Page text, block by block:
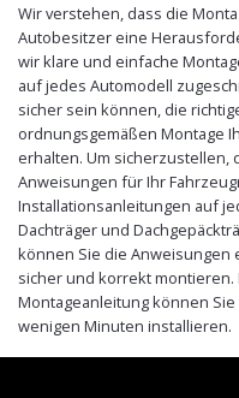
Wir verstehen, dass die
Autobesitzer eine
wir klare und einfache
auf jedes Automodell
sicher sein können, die
ordnungsgemäßen Montage
erhalten. Um sicherzustellen,
Anweisungen für Ihr
Installationsanleitungen auf
Dachträger und
können Sie die Anweisungen
sicher und korrekt
Montageanleitung können
wenigen Minuten installieren.